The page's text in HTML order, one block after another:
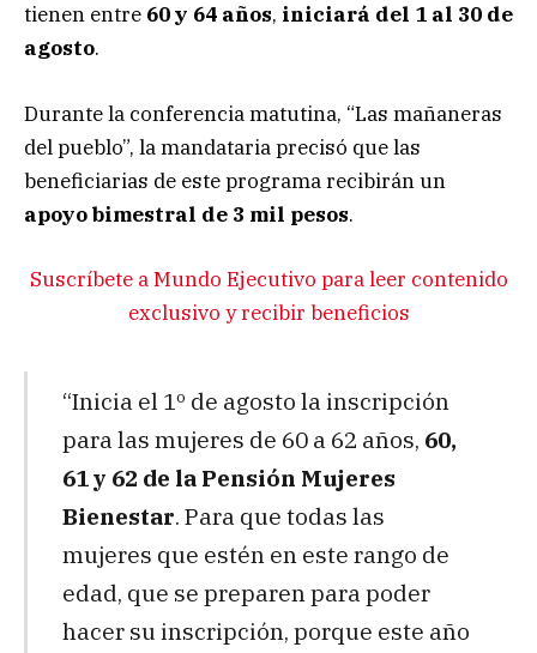
tienen entre 60 y 64 años, iniciará del 1 al 30 de
agosto.
Durante la conferencia matutina, “Las mañaneras
del pueblo”, la mandataria precisó que las
beneficiarias de este programa recibirán un
apoyo bimestral de 3 mil pesos.
Suscríbete a Mundo Ejecutivo para leer contenido
exclusivo y recibir beneficios
“Inicia el 1º de agosto la inscripción
para las mujeres de 60 a 62 años, 60,
61 y 62 de la Pensión Mujeres
Bienestar. Para que todas las
mujeres que estén en este rango de
edad, que se preparen para poder
hacer su inscripción, porque este año